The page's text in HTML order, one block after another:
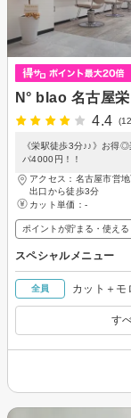
N° blao 名古屋栄
4.4
《栄駅徒歩3分♪♪》お得
パ4000円！！
アクセス：名古屋市営
出口から徒歩3分
カット単価： -
ポイントが貯まる・使える
スペシャルメニュー
全員 カット＋モ
す